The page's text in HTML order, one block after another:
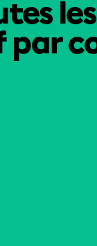
par